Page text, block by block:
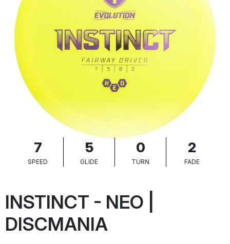
7
SPEED
5
GLIDE
0
TURN
2
FADE
INSTINCT - NEO |
DISCMANIA